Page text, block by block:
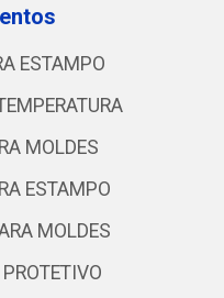
ESTAMPO
MOLDES
ESTAMPO
MOLDES